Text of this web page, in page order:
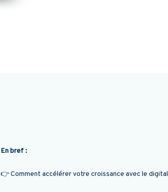
En bref :
👉 Comment accélérer votre croissance avec le digital